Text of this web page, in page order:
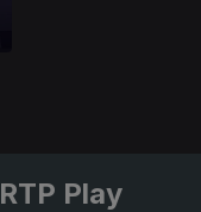
RTP Play